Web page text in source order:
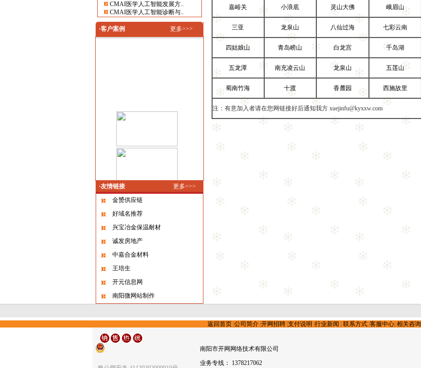
CMAI医学人工智能发展方..
CMAI医学人工智能诊断与..
·客户案例 更多>>>
·友情链接
更多>>>
金赟供应链
好域名推荐
兴宝冶金保温耐材
诚发房地产
中嘉合金材料
王培生
开元信息网
南阳微网站制作
嘉峪关 小浪底 灵山大佛 峨眉山
三亚 龙泉山 八仙过海 七彩云南
四姑娘山 青岛崂山 白龙宫 千岛湖
五龙潭 南充凌云山 龙泉山 五莲山
蜀南竹海 十渡 香麓园 西施故里
注：有意加入者请在您网链接好后通知我方 xuejinfu@kyxxw.com
返回首页 公司简介 开网招聘 支付说明 行业新闻 联系方式 客服中心| 相关咨询
南阳市开网网络技术有限公司
业务专线： 1378217062